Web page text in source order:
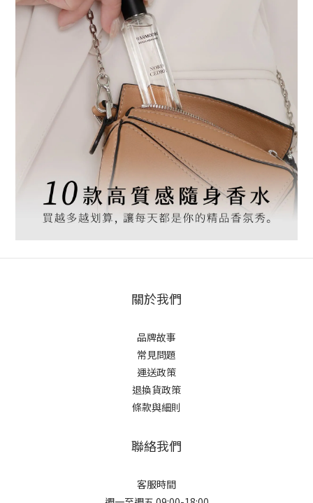
關於我們
品牌故事
常見問題
運送政策
退換貨政策
條款與細則
聯絡我們
客服時間